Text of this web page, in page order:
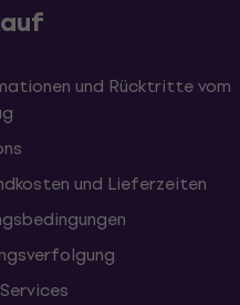
und Rücktritte vom
und Lieferzeiten